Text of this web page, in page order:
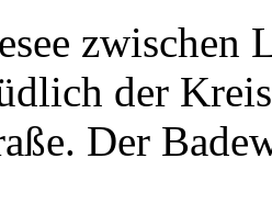
zwischen
der
Der